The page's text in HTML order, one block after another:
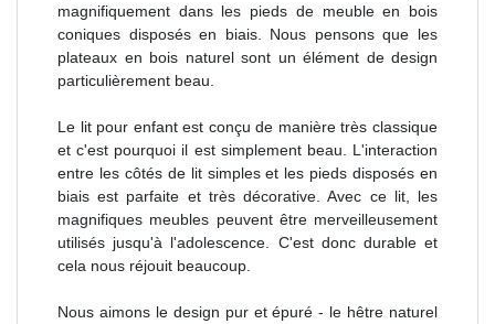
magnifiquement dans les pieds de meuble en bois
coniques disposés en biais. Nous pensons que les
plateaux en bois naturel sont un élément de design
particulièrement beau.
Le lit pour enfant est conçu de manière très classique
et c'est pourquoi il est simplement beau. L'interaction
entre les côtés de lit simples et les pieds disposés en
biais est parfaite et très décorative. Avec ce lit, les
magnifiques meubles peuvent être merveilleusement
utilisés jusqu'à l'adolescence. C'est donc durable et
cela nous réjouit beaucoup.
Nous aimons le design pur et épuré - le hêtre naturel